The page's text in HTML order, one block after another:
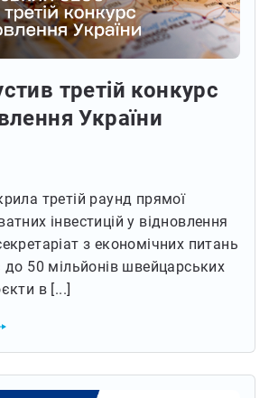
третій конкурс
України
третій раунд прямої
інвестицій у відновлення
з економічних питань
до 50 мільйонів швейцарських
в [...]